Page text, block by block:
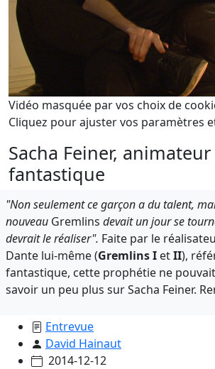
Vidéo masquée par vos choix de
Cliquez pour ajuster vos paramètres
Sacha Feiner, animateur
fantastique
"Non seulement ce garçon a du talent,
nouveau Gremlins devait un jour se
devrait le réaliser". Faite par le
Dante lui-même (Gremlins I etII),
fantastique, cette prophétie ne
savoir un peu plus sur Sacha Feiner.
Entrevue
David Hainaut
2014-12-12